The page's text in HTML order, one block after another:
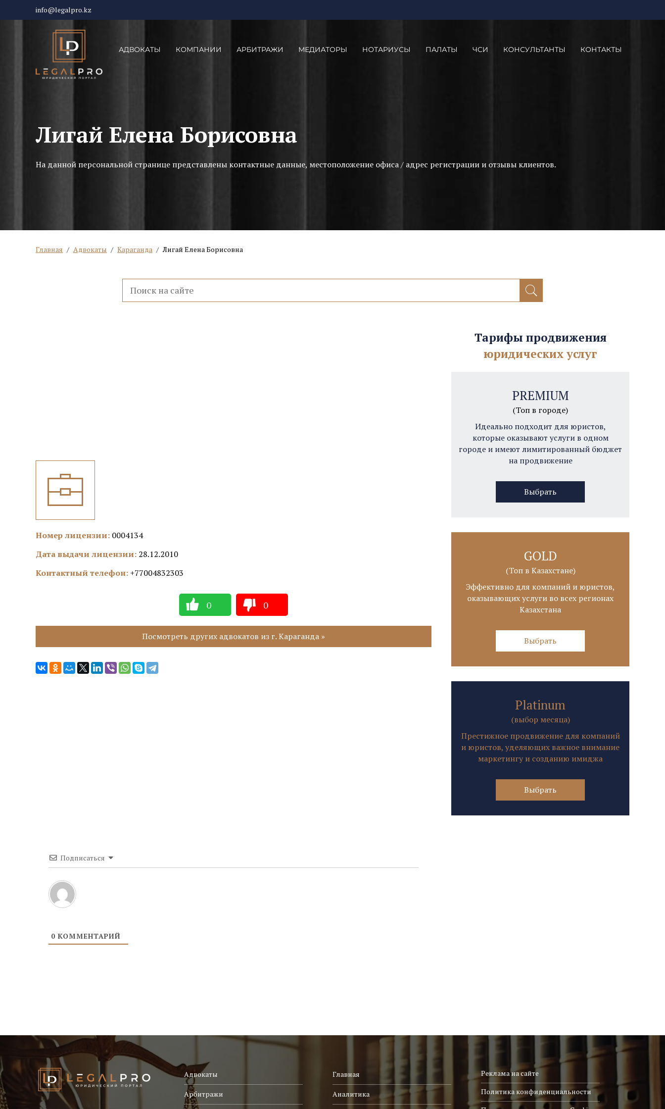
info@legalpro.kz
АДВОКАТЫ КОМПАНИИ АРБИТРАЖИ МЕДИАТОРЫ НОТАРИУСЫ ПАЛАТЫ ЧСИ КОНСУЛЬТАНТЫ КОНТАКТЫ
Лигай Елена Борисовна
На данной персональной странице представлены контактные данные, местоположение офиса / адрес регистрации и отзывы клиентов.
Главная / Адвокаты / Караганда / Лигай Елена Борисовна
Номер лицензии: 0004134
Дата выдачи лицензии: 28.12.2010
Контактный телефон: +77004832303
0 0
Посмотреть других адвокатов из г. Караганда »
Подписаться
0 КОММЕНТАРИЙ
Тарифы продвижения
юридических услуг
PREMIUM
(Топ в городе)
Идеально подходит для юристов,
которые оказывают услуги в одном
городе и имеют лимитированный бюджет
на продвижение
Выбрать
GOLD
(Топ в Казахстане)
Эффективно для компаний и юристов,
оказывающих услуги во всех регионах
Казахстана
Выбрать
Platinum
(выбор месяца)
Престижное продвижение для компаний
и юристов, уделяющих важное внимание
маркетингу и созданию имиджа
Выбрать
Адвокаты
Арбитражи
Главная
Аналитика
Реклама на сайте
Политика конфиденциальности